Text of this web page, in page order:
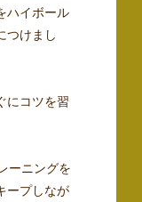
ハイボール
つけまし
にコツを習
ーニングを
ープしなが